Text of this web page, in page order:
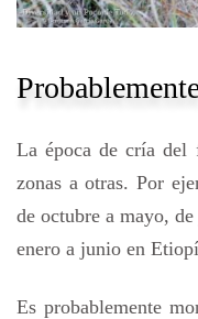
La época de cría del
zonas a otras. Por
de octubre a mayo,
enero a junio en
Es probablemente